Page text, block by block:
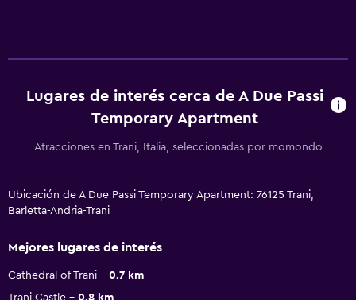
Lugares de interés cerca de A Due Passi
Temporary Apartment
Atracciones en Trani, Italia, seleccionadas por momondo
Ubicación de A Due Passi Temporary Apartment: 76125 Trani,
Barletta-Andria-Trani
Mejores lugares de interés
Cathedral of Trani
0.7 km
Trani Castle
0.8 km